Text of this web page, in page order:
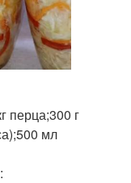
перца;300 г
мл